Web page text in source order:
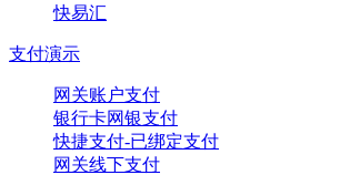
快易汇
支付演示
网关账户支付
银行卡网银支付
快捷支付-已绑定支付
网关线下支付